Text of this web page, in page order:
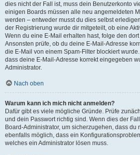
dies nicht der Fall ist, muss dein Benutzerkonto
einigen Boards müssen alle neu angemeldeten
werden – entweder musst du dies selbst
der Registrierung wurde dir mitgeteilt, ob eine
Wenn du eine E-Mail erhalten hast, folge den
Ansonsten prüfe, ob du deine E-Mail-Adresse
die E-Mail von einem Spam-Filter blockiert
dass deine E-Mail-Adresse korrekt eingegeben
Administrator.
Nach oben
Warum kann ich mich nicht anmelden?
Dafür gibt es viele mögliche Gründe. Prüfe
und dein Passwort richtig sind. Wenn dies der
Board-Administrator, um sicherzugehen, dass du
ebenfalls möglich, dass ein
welches ein Administrator lösen muss.